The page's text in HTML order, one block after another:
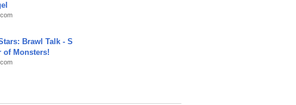
Brawl Talk - S
of Monsters!